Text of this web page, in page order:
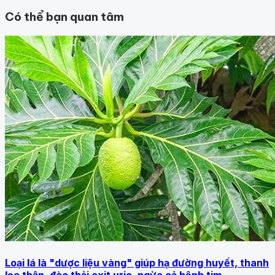
Có thể bạn quan tâm
Loại lá là "dược liệu vàng" giúp hạ đường huyết, thanh